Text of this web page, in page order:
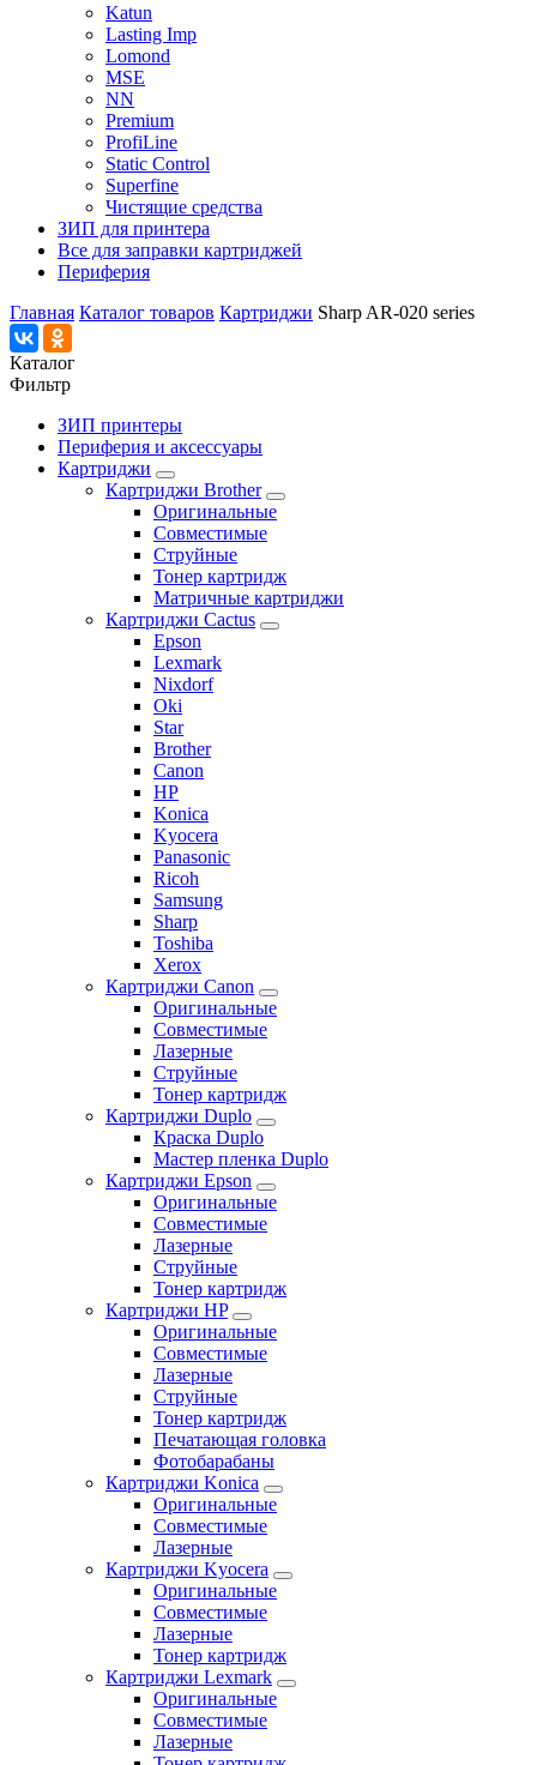
Katun
Lasting Imp
Lomond
MSE
NN
Premium
ProfiLine
Static Control
Superfine
Чистящие средства
ЗИП для принтера
Все для заправки картриджей
Периферия
Главная Каталог товаров Картриджи Sharp AR-020 series
Каталог
Фильтр
ЗИП принтеры
Периферия и аксессуары
Картриджи
Картриджи Brother
Оригинальные
Совместимые
Струйные
Тонер картридж
Матричные картриджи
Картриджи Cactus
Epson
Lexmark
Nixdorf
Oki
Star
Brother
Canon
HP
Konica
Kyocera
Panasonic
Ricoh
Samsung
Sharp
Toshiba
Xerox
Картриджи Canon
Оригинальные
Совместимые
Лазерные
Струйные
Тонер картридж
Картриджи Duplo
Краска Duplo
Мастер пленка Duplo
Картриджи Epson
Оригинальные
Совместимые
Лазерные
Струйные
Тонер картридж
Картриджи HP
Оригинальные
Совместимые
Лазерные
Струйные
Тонер картридж
Печатающая головка
Фотобарабаны
Картриджи Konica
Оригинальные
Совместимые
Лазерные
Картриджи Kyocera
Оригинальные
Совместимые
Лазерные
Тонер картридж
Картриджи Lexmark
Оригинальные
Совместимые
Лазерные